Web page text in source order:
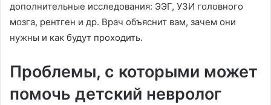
дополнительные исследования: ЭЭГ, УЗИ головного
мозга, рентген и др. Врач объяснит вам, зачем они
нужны и как будут проходить.
Проблемы, с которыми может
помочь детский невролог